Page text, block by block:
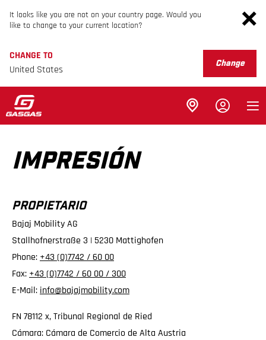
It looks like you are not on your country page. Would you
like to change to your current location?
CHANGE TO
United States
Change
IMPRESIÓN
PROPIETARIO
Bajaj Mobility AG
Stallhofnerstraße 3 | 5230 Mattighofen
Phone: +43 (0)7742 / 60 00
Fax: +43 (0)7742 / 60 00 / 300
E-Mail: info@bajajmobility.com
FN 78112 x, Tribunal Regional de Ried
Cámara: Cámara de Comercio de Alta Austria